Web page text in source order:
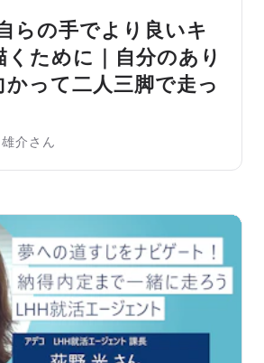
らの手でより良いキ
くために｜自分のあり
って二人三脚で走っ
介さん